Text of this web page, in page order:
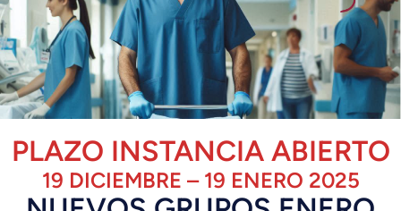
PLAZO INSTANCIA ABIERTO
19 DICIEMBRE – 19 ENERO 2025